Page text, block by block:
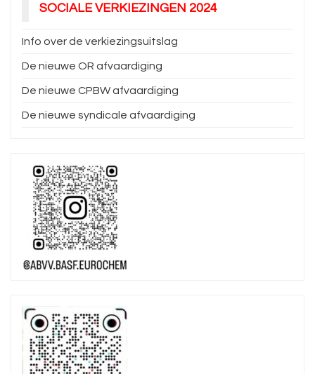
SOCIALE VERKIEZINGEN 2024
Info over de verkiezingsuitslag
De nieuwe OR afvaardiging
De nieuwe CPBW afvaardiging
De nieuwe syndicale afvaardiging